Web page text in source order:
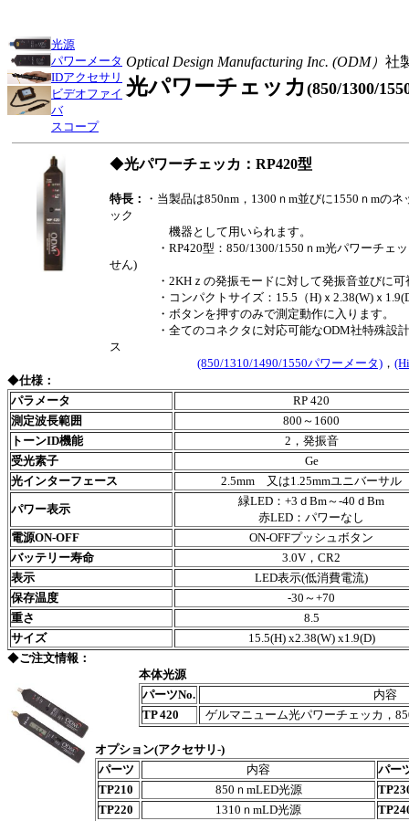
光源
パワーメータ Optical Design Manufacturing Inc. (ODM） 社
光パワーチェッカ(850/1300/
IDアクセサリ
ビデオファイ
バ
スコープ
◆光パワーチェッカ：RP420型
特長：
・当製品は850nm，1300ｎm並びに1550ｎmの
ック
機器として用いられます。
・RP420型：850/1300/1550ｎm光パワーチェッ
せん)
・2KHｚの発振モードに対して発振音並びに可
・コンパクトサイズ：15.5（H)ｘ2.38(W)ｘ
・ボタンを押すのみで測定動作に入ります。
・全てのコネクタに対応可能なODM社特殊設計
ス
(850/1310/1490/1550パワーメータ) ，
◆仕様：
パラメータ
RP 420
測定波長範囲
800～1600
トーンID機能
2，発振音
受光素子
Ge
光インターフェース
2.5mm 又は1.25mmユニバーサル
パワー表示
緑LED：+3ｄBm～‐40ｄBm
赤LED：パワーなし
電源ON-OFF
ON-OFFプッシュボタン
バッテリー寿命
3.0V，CR2
表示
LED表示(低消費電流)
保存温度
-30～+70
重さ
8.5
サイズ
15.5(H) x2.38(W) x1.9(D)
◆ご注文情報：
本体光源
パーツNo.
内容
TP 420
ゲルマニューム光パワーチェッカ，
オプション(アクセサリ-)
パーツ
内容
パー
TP210
850ｎmLED光源
TP220
1310ｎmLD光源